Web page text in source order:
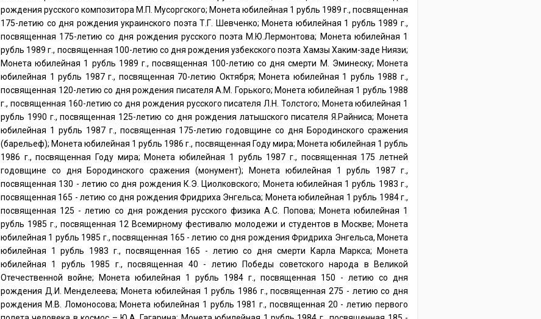
рождения русского композитора М.П. Мусоргского; Монета юбилейная 1 рубль 1989 г., посвященная
175-летию со дня рождения украинского поэта Т.Г. Шевченко; Монета юбилейная 1 рубль 1989 г.,
посвященная 175-летию со дня рождения русского поэта М.Ю.Лермонтова; Монета юбилейная 1
рубль 1989 г., посвященная 100-летию со дня рождения узбекского поэта Хамзы Хаким-заде Ниязи;
Монета юбилейная 1 рубль 1989 г., посвященная 100-летию со дня смерти М. Эминеску; Монета
юбилейная 1 рубль 1987 г., посвященная 70-летию Октября; Монета юбилейная 1 рубль 1988 г.,
посвященная 120-летию со дня рождения писателя А.М. Горького; Монета юбилейная 1 рубль 1988
г., посвященная 160-летию со дня рождения русского писателя Л.Н. Толстого; Монета юбилейная 1
рубль 1990 г., посвященная 125-летию со дня рождения латышского писателя Я.Райниса; Монета
юбилейная 1 рубль 1987 г., посвященная 175-летию годовщине со дня Бородинского сражения
(барельеф); Монета юбилейная 1 рубль 1986 г., посвященная Году мира; Монета юбилейная 1 рубль
1986 г., посвященная Году мира; Монета юбилейная 1 рубль 1987 г., посвященная 175 летней
годовщине со дня Бородинского сражения (монумент); Монета юбилейная 1 рубль 1987 г.,
посвященная 130 - летию со дня рождения К.Э. Циолковского; Монета юбилейная 1 рубль 1983 г.,
посвященная 165 - летию со дня рождения Фридриха Энгельса; Монета юбилейная 1 рубль 1984 г.,
посвященная 125 - летию со дня рождения русского физика А.С. Попова; Монета юбилейная 1
рубль 1985 г., посвященная 12 Всемирному фестивалю молодежи и студентов в Москве; Монета
юбилейная 1 рубль 1985 г., посвященная 165 - летию со дня рождения Фридриха Энгельса, Монета
юбилейная 1 рубль 1983 г., посвященная 165 - летию со дня смерти Карла Маркса; Монета
юбилейная 1 рубль 1985 г., посвященная 40 - летию Победы советского народа в Великой
Отечественной войне; Монета юбилейная 1 рубль 1984 г., посвященная 150 - летию со дня
рождения Д.И. Менделеева; Монета юбилейная 1 рубль 1986 г., посвященная 275 - летию со дня
рождения М.В. Ломоносова; Монета юбилейная 1 рубль 1981 г., посвященная 20 - летию первого